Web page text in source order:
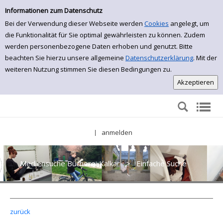
Einfache Suche
Informationen zum Datenschutz
Bei der Verwendung dieser Webseite werden Cookies angelegt, um
die Funktionalität für Sie optimal gewährleisten zu können. Zudem
werden personenbezogene Daten erhoben und genutzt. Bitte
beachten Sie hierzu unsere allgemeine Datenschutzerklärung. Mit der
weiteren Nutzung stimmen Sie diesen Bedingungen zu.
Zur Trefferliste springen
| anmelden
Mediensuche Bücherei Kalkar>Einfache Suche
zurück